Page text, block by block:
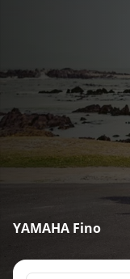
YAMAHA Fino